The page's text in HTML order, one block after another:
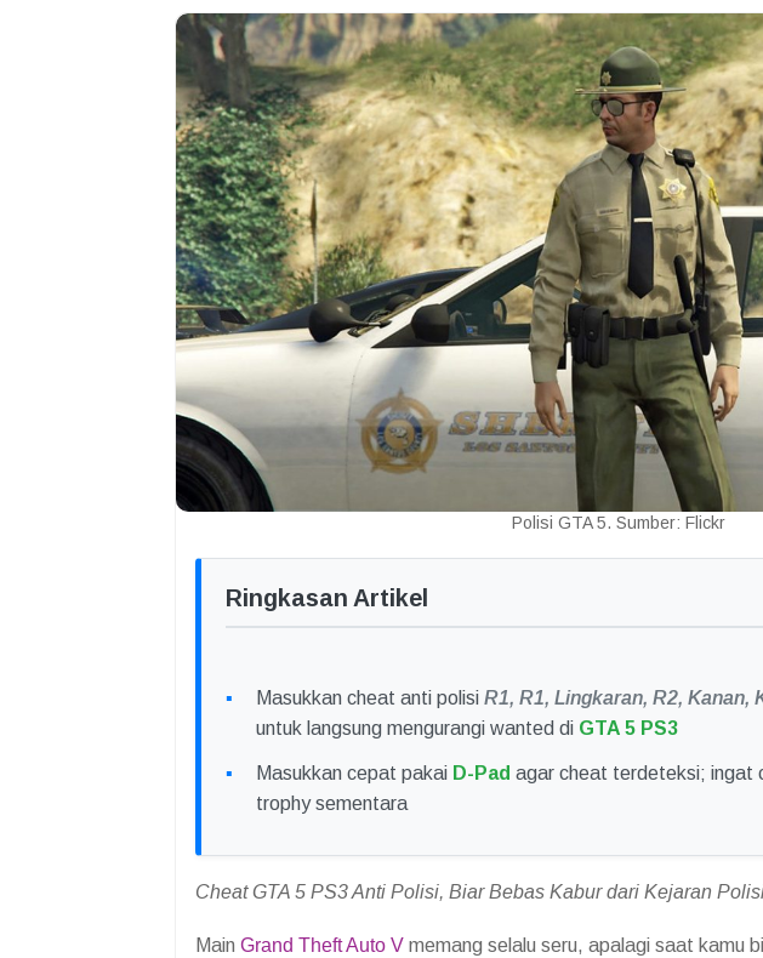
Polisi GTA 5. Sumber: Flickr
Ringkasan Artikel
Masukkan cheat anti polisi R1, R1, Lingkaran, R2, Kanan,
untuk langsung mengurangi wanted di GTA 5 PS3
Masukkan cepat pakai D-Pad agar cheat terdeteksi; ingat
trophy sementara
Cheat GTA 5 PS3 Anti Polisi, Biar Bebas Kabur dari Kejaran
Main Grand Theft Auto V memang selalu seru, apalagi saat kamu